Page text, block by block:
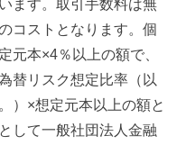
ます。取引手数料は無
コストとなります。個
元本×4％以上の額で、
替リスク想定比率（以
）×想定元本以上の額と
して一般社団法人金融